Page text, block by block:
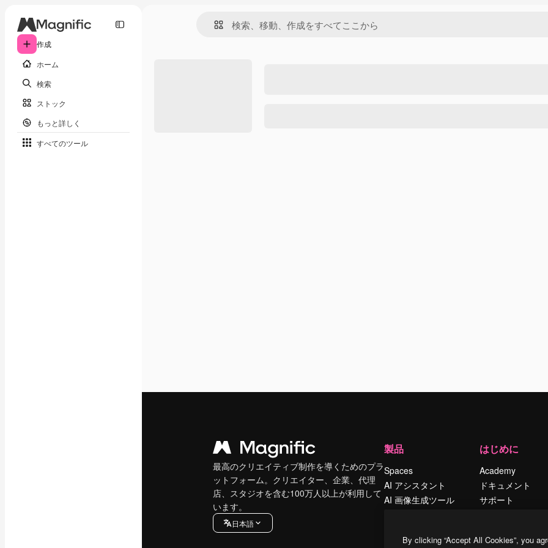
作成
ホーム
検索
ストック
もっと詳しく
すべてのツール
最高のクリエイティブ制作を導くためのプラ
ットフォーム。クリエイター、企業、代理
店、スタジオを含む100万人以上が利用して
います。
日本語
製品
Spaces
AI アシスタント
AI 画像生成ツール
ストックコンテン
はじめに
Academy
ドキュメント
サポート
シー
By clicking “Accept All Cookies”, you